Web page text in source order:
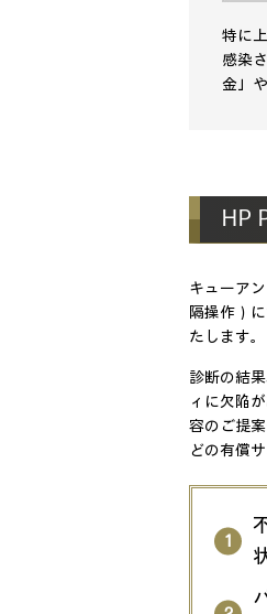
特に
感染
金」
HP
キューア
隔操作）
たします。
診断の結
ィに欠陥
容のご提
どの有償